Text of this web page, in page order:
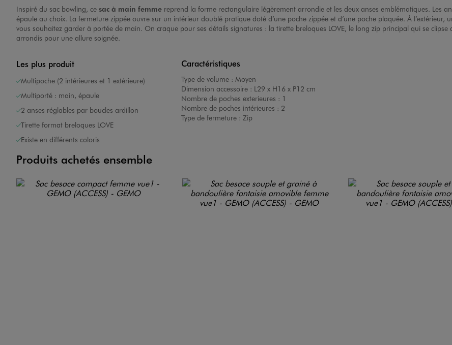
Inspiré du sac bowling, ce sac à main femme reprend la forme rectangulaire légèrement arrondie et les deux anses emblématiques. Les
épaule au choix. La fermeture zippée ouvre sur un intérieur doublé pratique doté d’une poche zippée et d’une poche plaquée. À l’extérieur,
vous souhaitez garder à portée de main. On craque pour ses détails signatures : la tirette breloques LOVE, le long zip principal qui se
arrondis pour une allure soignée.
Les plus produit
Multipoche (2 intérieures et 1 extérieure)
Multiporté : main, épaule
2 anses réglables par boucles ardillon
Tirette format breloques LOVE
Existe en différents coloris
Caractéristiques
Type de volume : Moyen
Dimension accessoire : L29 x H16 x P12 cm
Nombre de poches exterieures : 1
Nombre de poches intérieures : 2
Type de fermeture : Zip
Produits achetés ensemble